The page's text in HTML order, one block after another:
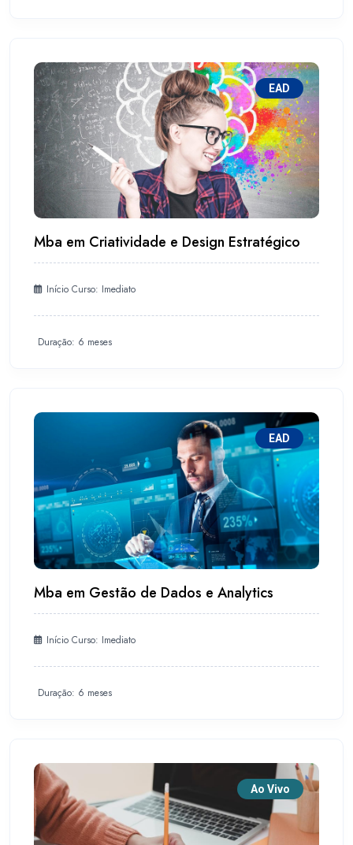
EAD
Mba em Criatividade e Design Estratégico
Início Curso: Imediato
Duração: 6 meses
EAD
Mba em Gestão de Dados e Analytics
Início Curso: Imediato
Duração: 6 meses
Ao Vivo